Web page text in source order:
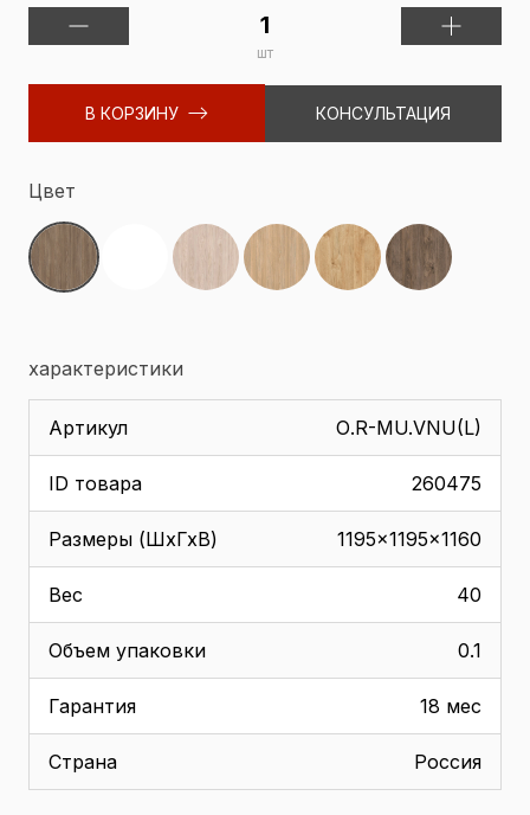
шт
В КОРЗИНУ КОНСУЛЬТАЦИЯ
Цвет
характеристики
Артикул О.R-MU.VNU(L)
ID товара 260475
Размеры (ШхГхВ) 1195x1195x1160
Вес 40
Объем упаковки 0.1
Гарантия 18 мес
Страна Россия